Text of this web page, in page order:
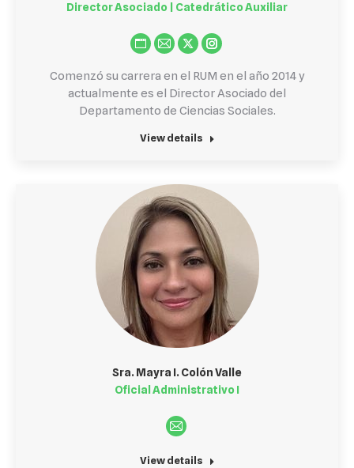
Director Asociado | Catedrático Auxiliar
Comenzó su carrera en el RUM en el año 2014 y
actualmente es el Director Asociado del
Departamento de Ciencias Sociales.
Personal
blog
/
website
E-
mail
X Instagram
View details
Sra. Mayra I. Colón Valle
Oficial Administrativo I
E-
mail
View details